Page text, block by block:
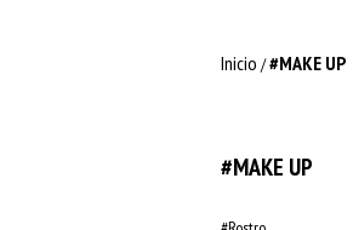
Inicio /#MAKE UP
#MAKE UP